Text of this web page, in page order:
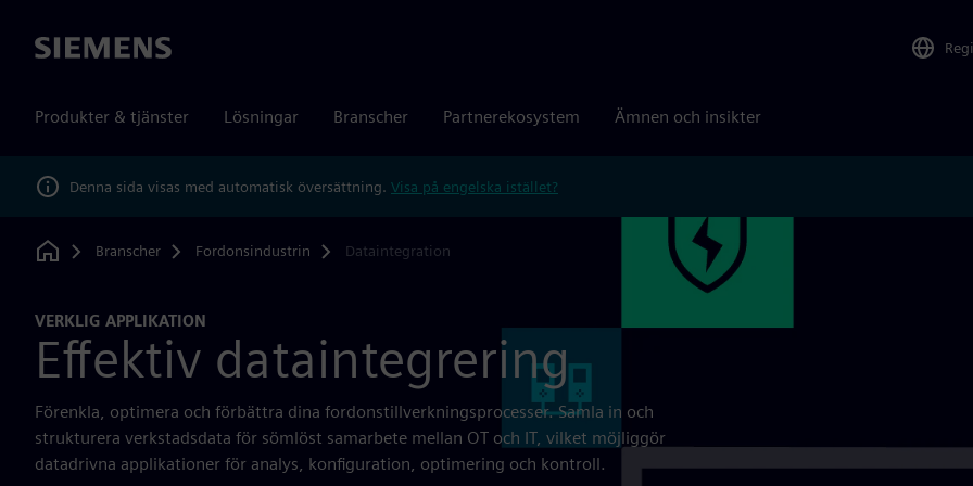
Siemens
Produkter & tjänster Lösningar Branscher Partnerekosystem Ämnen och insikter
Denna sida visas med automatisk översättning. Visa på engelska istället?
Home
Branscher Fordonsindustrin Dataintegration
VERKLIG APPLIKATION
Effektiv dataintegrering
Förenkla, optimera och förbättra dina fordonstillverkningsprocesser. Samla in och
strukturera verkstadsdata för sömlöst samarbete mellan OT och IT, vilket möjliggör
datadrivna applikationer för analys, konfiguration, optimering och kontroll.